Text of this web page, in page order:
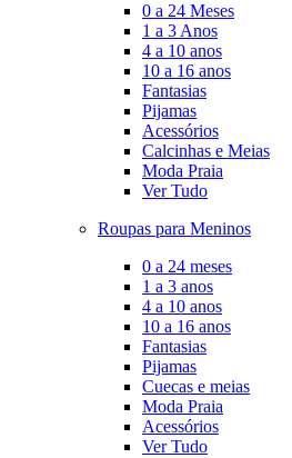
0 a 24 Meses
1 a 3 Anos
4 a 10 anos
10 a 16 anos
Fantasias
Pijamas
Acessórios
Calcinhas e Meias
Moda Praia
Ver Tudo
Roupas para Meninos
0 a 24 meses
1 a 3 anos
4 a 10 anos
10 a 16 anos
Fantasias
Pijamas
Cuecas e meias
Moda Praia
Acessórios
Ver Tudo